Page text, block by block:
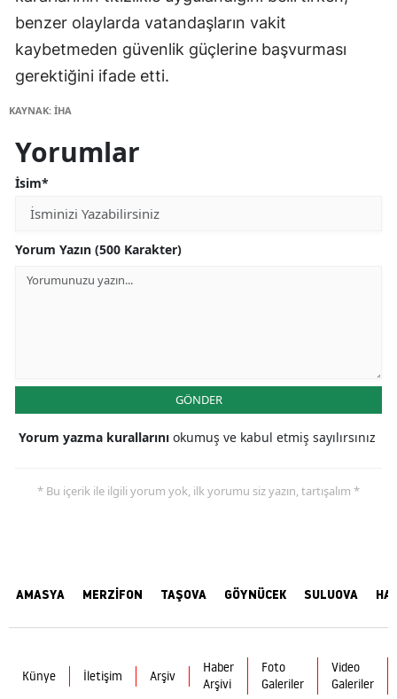
benzer olaylarda vatandaşların vakit
kaybetmeden güvenlik güçlerine başvurması
gerektiğini ifade etti.
KAYNAK: İHA
Yorumlar
İsim*
Yorum Yazın (500 Karakter)
GÖNDER
Yorum yazma kurallarını okumuş ve kabul etmiş sayılırsınız
* Bu içerik ile ilgili yorum yok, ilk yorumu siz yazın, tartışalım *
AMASYA MERZİFON TAŞOVA GÖYNÜCEK SULUOVA
Künye İletişim Arşiv
Haber
Arşivi
Foto
Galeriler
Video
Galeriler